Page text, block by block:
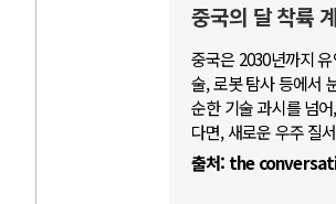
중국의 달 착륙
중국은 2030년까지
술, 로봇 탐사 등에서
순한 기술 과시를 넘
다면, 새로운 우주 질
출처: the